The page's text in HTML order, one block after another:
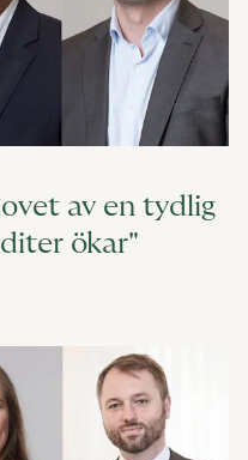
av en tydlig
ökar"